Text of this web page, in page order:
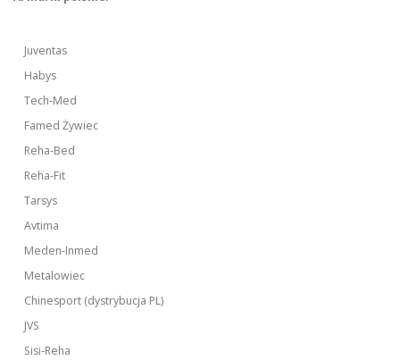
Juventas
Habys
Tech-Med
Famed Żywiec
Reha-Bed
Reha-Fit
Tarsys
Avtima
Meden-Inmed
Metalowiec
Chinesport (dystrybucja PL)
JVS
Sisi-Reha